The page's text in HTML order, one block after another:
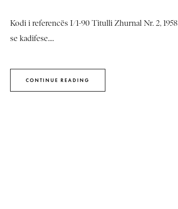
Kodi i referencës I/1-90 Titulli Zhurnal Nr. 2,
se kadifese....
CONTINUE READING